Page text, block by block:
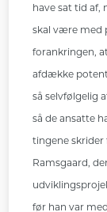
have sat tid af,
skal være med
forankringen,
afdække
så selvfølgelig
så de ansatte
tingene skrider
Ramsgaard,
før han var